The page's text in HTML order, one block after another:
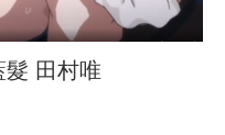
髮 田村唯